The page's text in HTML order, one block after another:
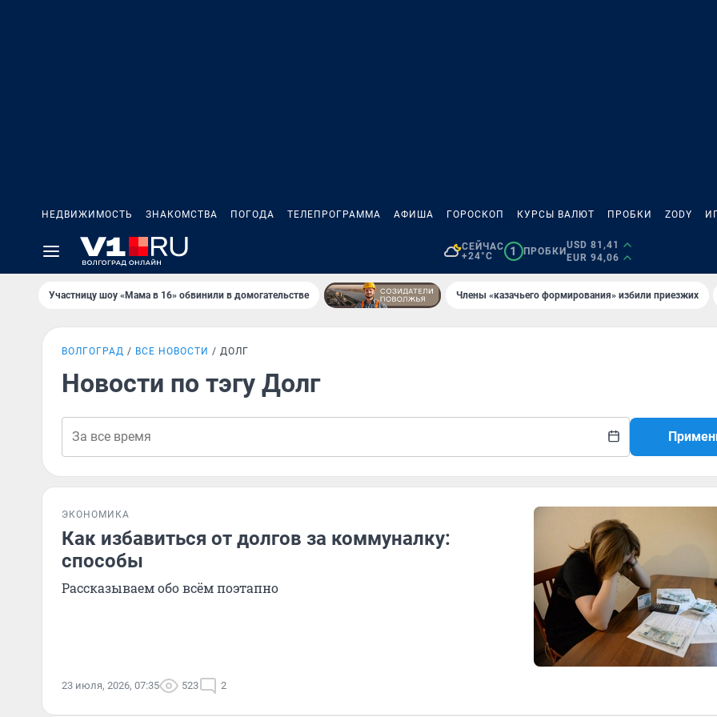
НЕДВИЖИМОСТЬ ЗНАКОМСТВА ПОГОДА ТЕЛЕПРОГРАММА АФИША ГОРОСКОП КУРСЫ ВАЛЮТ ПРОБКИ ZODY
СЕЙЧАС
+24°C
1 ПРОБКИ
USD 81,41
EUR 94,06
Участницу шоу «Мама в 16» обвинили в домогательстве Члены «казачьего формирования» избили приезжих
ВОЛГОГРАД ВСЕ НОВОСТИ ДОЛГ
Новости по тэгу Долг
ЭКОНОМИКА
Как избавиться от долгов за коммуналку:
способы
Рассказываем обо всём поэтапно
23 июля, 2026, 07:35 523 2